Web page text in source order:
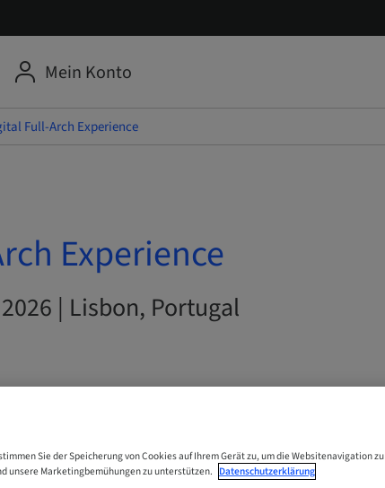
Mein Konto
Full-Arch Experience
Experience
| Lisbon, Portugal
Sie der Speicherung von Cookies auf Ihrem Gerät zu, um die Websitenavigation zu
unsere Marketingbemühungen zu unterstützen. Datenschutzerklärung